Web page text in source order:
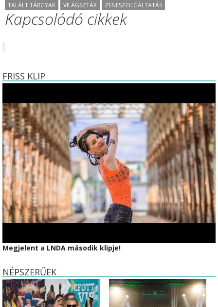
TALÁLT TÁRGYAK
VILÁGSZTÁR ZENESZOLGÁLTATÁS
Kapcsolódó cikkek
FRISS KLIP
Megjelent a LNDA második klipje!
NÉPSZERŰEK